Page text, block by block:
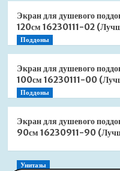
Экран для душевого
120см 16230111-02
Поддоны
Экран для душевого
100см 16230111-00
Поддоны
Экран для душевого
90см 16230911-90
Унитазы